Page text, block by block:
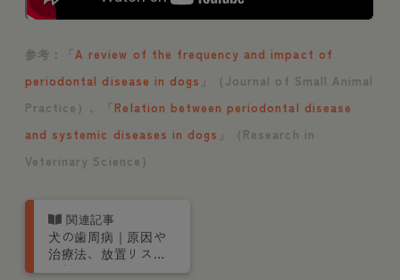
参考：「A review of the frequency and impact of
periodontal disease in dogs
」（Journal of Small Animal
Practice）、「​​Relation between periodontal disease
and systemic diseases in dogs
」（Research in
Veterinary Science）
犬の歯周病｜原因や
治療法、放置リスク
を獣医師が解説